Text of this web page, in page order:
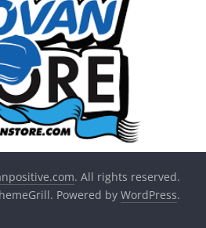
. All rights reserved.
Powered by WordPress.